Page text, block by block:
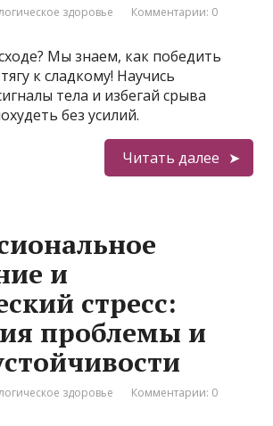
здоровье Комментарии: 0
Мы знаем, как победить
к сладкому! Научись
тела и избегай срыва
без усилий.
Читать далее
и
стресс:
проблемы и
здоровье Комментарии: 0